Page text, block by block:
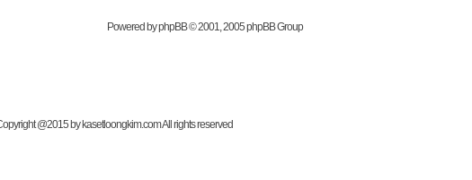
Powered byphpBB© 2001, 2005 phpBB Group
@2015 by kasetloongkim.com All rights reserved